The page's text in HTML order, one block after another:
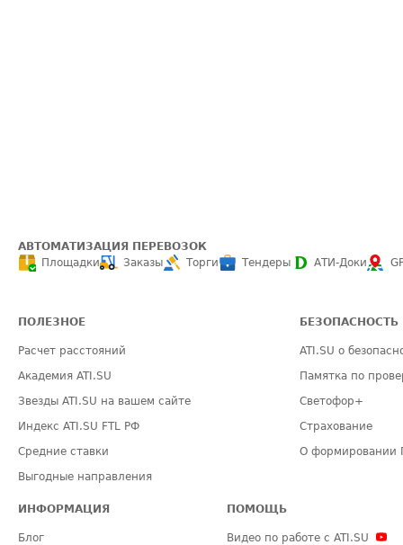
АВТОМАТИЗАЦИЯ ПЕРЕВОЗОК
Площадки
Заказы Торги Тендеры АТИ-Доки
ПОЛЕЗНОЕ
Расчет расстояний
Академия ATI.SU
Звезды ATI.SU на вашем сайте
Индекс ATI.SU FTL РФ
Средние ставки
Выгодные направления
БЕЗОПАСНОСТЬ
ATI.SU о
Памятка по
Светофор+
Страхование
О формировании
ИНФОРМАЦИЯ
Блог
ПОМОЩЬ
Видео по работе с ATI.SU